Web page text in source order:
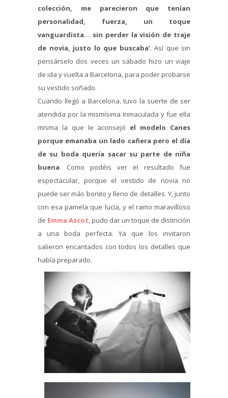
colección, me parecieron que tenían
personalidad, fuerza, un toque
vanguardista… sin perder la visión de traje
de novia, justo lo que buscaba’. Así que sin
pensárselo dos veces un sábado hizo un viaje
de ida y vuelta a Barcelona, para poder probarse
su vestido soñado.
Cuando llegó a Barcelona, tuvo la suerte de ser
atendida por la mismísima Inmaculada y fue ella
misma la que le aconsejó el modelo Canes
porque emanaba un lado cañera pero el día
de su boda quería sacar su parte de niña
buena. Como podéis ver el resultado fue
espectacular, porque el vestido de novia no
puede ser más bonito y lleno de detalles. Y, junto
con esa pamela que lucía, y el ramo maravilloso
de Emma Ascot, pudo dar un toque de distinción
a una boda perfecta. Ya que los invitaron
salieron encantados con todos los detalles que
había preparado.